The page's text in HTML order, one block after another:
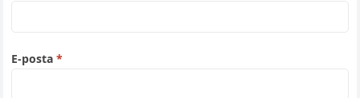
E-posta*